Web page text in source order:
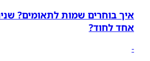
איך בוחרים שמות לתאומים?
אחד לחוד?
-